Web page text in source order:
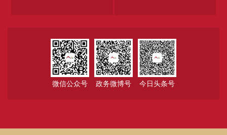
微信公众号 政务微博号 今日头条号